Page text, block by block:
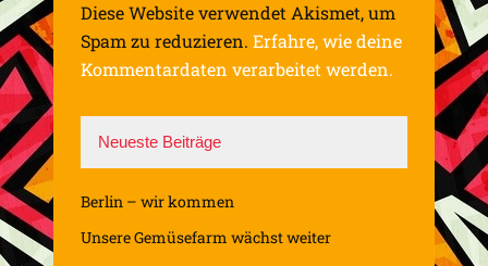
Diese Website verwendet Akismet, um
Spam zu reduzieren. Erfahre, wie deine
Kommentardaten verarbeitet werden.
Neueste Beiträge
Berlin – wir kommen
Unsere Gemüsefarm wächst weiter